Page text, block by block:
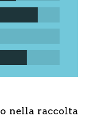
nella raccolta